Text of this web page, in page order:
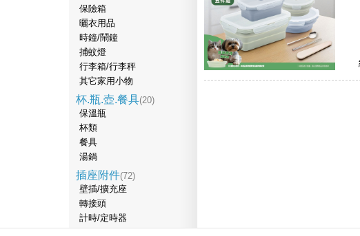
保險箱
曬衣用品
時鐘/鬧鐘
捕蚊燈
行李箱/行李秤
其它家用小物
杯.瓶.壺.餐具(20)
保溫瓶
杯類
餐具
湯鍋
插座附件(72)
壁插/擴充座
轉接頭
計時/定時器